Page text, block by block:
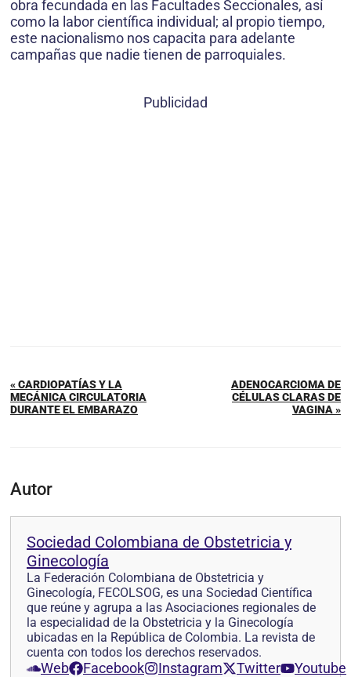
obra fecundada en las Facultades Seccionales, así
como la labor científica individual; al propio tiempo,
este nacionalismo nos capacita para adelante
campañas que nadie tienen de parroquiales.
Publicidad
« CARDIOPATÍAS Y LA
MECÁNICA CIRCULATORIA
DURANTE EL EMBARAZO
ADENOCARCIOMA DE
CÉLULAS CLARAS DE
VAGINA »
Autor
Sociedad Colombiana de Obstetricia y
Ginecología
La Federación Colombiana de Obstetricia y
Ginecología, FECOLSOG, es una Sociedad Científica
que reúne y agrupa a las Asociaciones regionales de
la especialidad de la Obstetricia y la Ginecología
ubicadas en la República de Colombia. La revista de
cuenta con todos los derechos reservados.
Web Facebook Instagram Twitter Youtube